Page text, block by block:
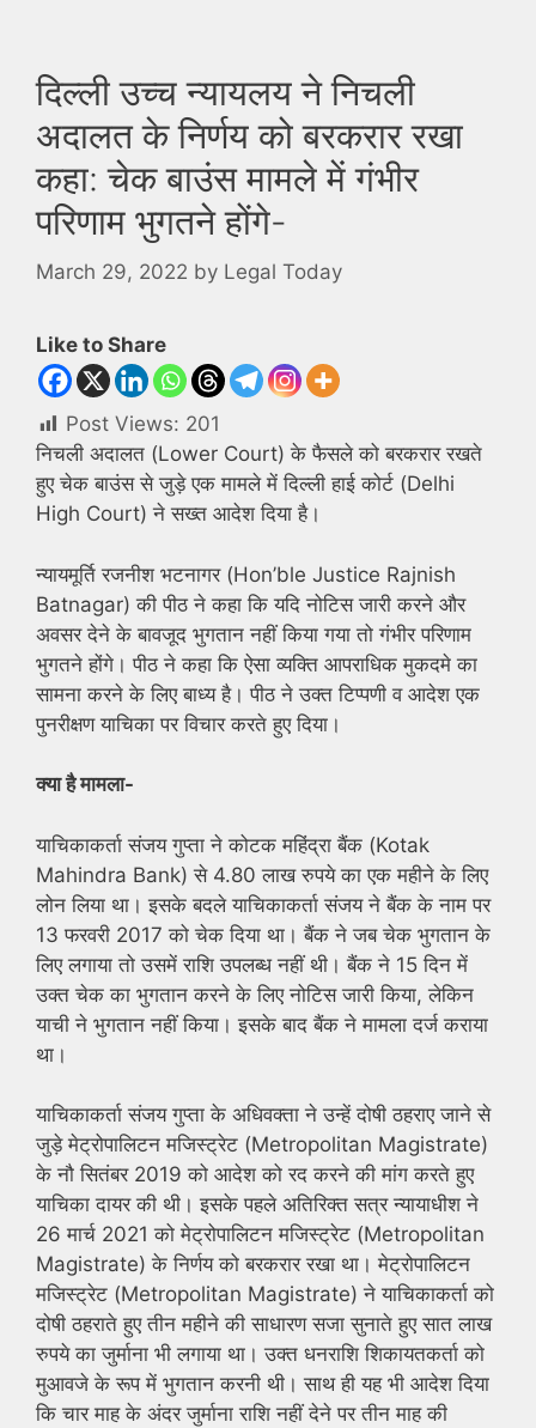
दिल्ली उच्च न्यायलय ने निचली
अदालत के निर्णय को बरकरार रखा
कहा: चेक बाउंस मामले में गंभीर
परिणाम भुगतने होंगे-
March 29, 2022 by Legal Today
Like to Share
Post Views: 201
निचली अदालत (Lower Court) के फैसले को बरकरार रखते
हुए चेक बाउंस से जुड़े एक मामले में दिल्ली हाई कोर्ट (Delhi
High Court) ने सख्त आदेश दिया है।
न्यायमूर्ति रजनीश भटनागर (Hon’ble Justice Rajnish
Batnagar) की पीठ ने कहा कि यदि नोटिस जारी करने और
अवसर देने के बावजूद भुगतान नहीं किया गया तो गंभीर परिणाम
भुगतने होंगे। पीठ ने कहा कि ऐसा व्यक्ति आपराधिक मुकदमे का
सामना करने के लिए बाध्य है। पीठ ने उक्त टिप्पणी व आदेश एक
पुनरीक्षण याचिका पर विचार करते हुए दिया।
क्या है मामला-
याचिकाकर्ता संजय गुप्ता ने कोटक महिंद्रा बैंक (Kotak
Mahindra Bank) से 4.80 लाख रुपये का एक महीने के लिए
लोन लिया था। इसके बदले याचिकाकर्ता संजय ने बैंक के नाम पर
13 फरवरी 2017 को चेक दिया था। बैंक ने जब चेक भुगतान के
लिए लगाया तो उसमें राशि उपलब्ध नहीं थी। बैंक ने 15 दिन में
उक्त चेक का भुगतान करने के लिए नोटिस जारी किया, लेकिन
याची ने भुगतान नहीं किया। इसके बाद बैंक ने मामला दर्ज कराया
था।
याचिकाकर्ता संजय गुप्ता के अधिवक्ता ने उन्हें दोषी ठहराए जाने से
जुड़े मेट्रोपालिटन मजिस्ट्रेट (Metropolitan Magistrate)
के नौ सितंबर 2019 को आदेश को रद करने की मांग करते हुए
याचिका दायर की थी। इसके पहले अतिरिक्त सत्र न्यायाधीश ने
26 मार्च 2021 को मेट्रोपालिटन मजिस्ट्रेट (Metropolitan
Magistrate) के निर्णय को बरकरार रखा था। मेट्रोपालिटन
मजिस्ट्रेट (Metropolitan Magistrate) ने याचिकाकर्ता को
दोषी ठहराते हुए तीन महीने की साधारण सजा सुनाते हुए सात लाख
रुपये का जुर्माना भी लगाया था। उक्त धनराशि शिकायतकर्ता को
मुआवजे के रूप में भुगतान करनी थी। साथ ही यह भी आदेश दिया
कि चार माह के अंदर जुर्माना राशि नहीं देने पर तीन माह की